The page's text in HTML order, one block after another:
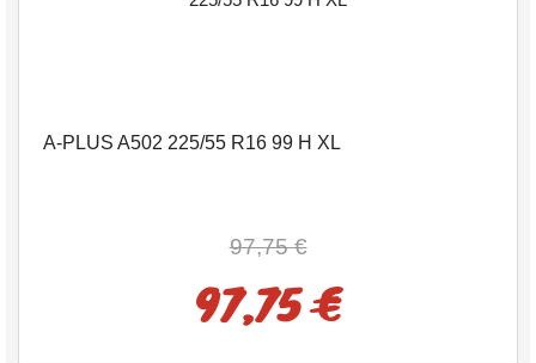
A-PLUS A502 225/55 R16 99 H XL
97,75 €
97,75 €